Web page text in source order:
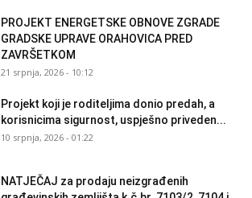
PROJEKT ENERGETSKE OBNOVE ZGRADE
GRADSKE UPRAVE ORAHOVICA PRED
ZAVRŠETKOM
21 srpnja, 2026 - 10:12
Projekt koji je roditeljima donio predah, a
korisnicima sigurnost, uspješno priveden...
10 srpnja, 2026 - 01:22
NATJEČAJ za prodaju neizgrađenih